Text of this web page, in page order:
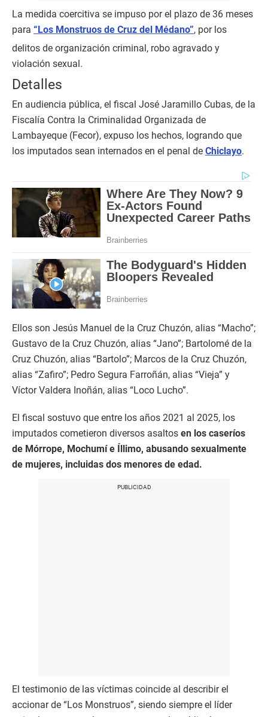
La medida coercitiva se impuso por el plazo de 36 meses
para “Los Monstruos de Cruz del Médano”, por los
delitos de organización criminal, robo agravado y
violación sexual.
Detalles
En audiencia pública, el fiscal José Jaramillo Cubas, de la
Fiscalía Contra la Criminalidad Organizada de
Lambayeque (Fecor), expuso los hechos, logrando que
los imputados sean internados en el penal de Chiclayo.
Ellos son Jesús Manuel de la Cruz Chuzón, alias “Macho”;
Gustavo de la Cruz Chuzón, alias “Jano”; Bartolomé de la
Cruz Chuzón, alias “Bartolo”; Marcos de la Cruz Chuzón,
alias “Zafiro”; Pedro Segura Farroñán, alias “Vieja” y
Víctor Valdera Inoñán, alias “Loco Lucho”.
El fiscal sostuvo que entre los años 2021 al 2025, los
imputados cometieron diversos asaltos en los caseríos
de Mórrope, Mochumí e Íllimo, abusando sexualmente
de mujeres, incluidas dos menores de edad.
El testimonio de las víctimas coincide al describir el
accionar de “Los Monstruos”, siendo siempre el líder